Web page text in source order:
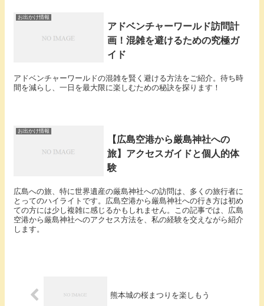
お出かけ情報
アドベンチャーワールド訪問計
画！混雑を避けるための究極ガ
イド
アドベンチャーワールドの混雑を賢く避ける方法をご紹介。待ち時
間を減らし、一日を最大限に楽しむための秘訣を探ります！
お出かけ情報
【広島空港から厳島神社への
旅】アクセスガイドと個人的体
験
広島への旅、特に世界遺産の厳島神社への訪問は、多くの旅行者に
とってのハイライトです。広島空港から厳島神社への行き方は初め
ての方には少し複雑に感じるかもしれません。この記事では、広島
空港から厳島神社へのアクセス方法を、私の経験を交えながら紹介
します。
熊本城の桜まつりを楽しもう